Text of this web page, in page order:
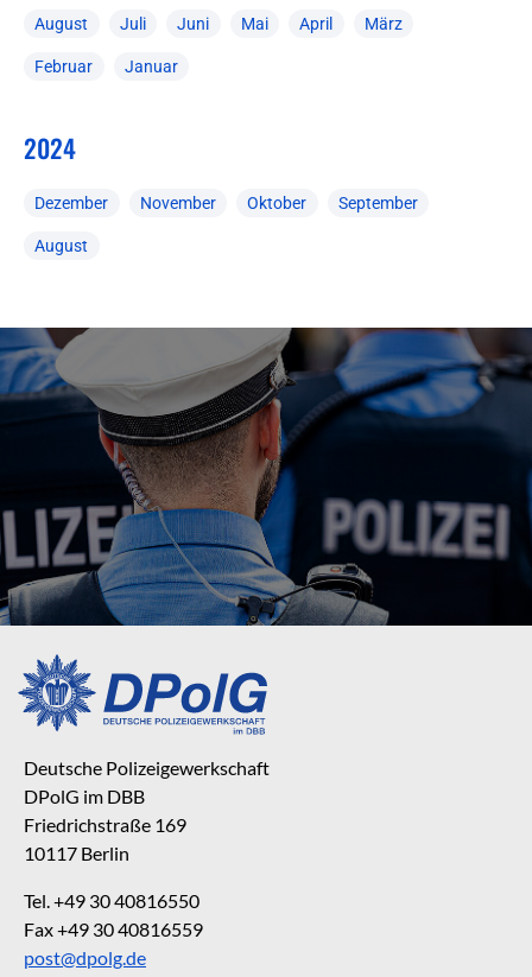
August Juli Juni Mai April März
Februar Januar
2024
Dezember November Oktober September
August
Deutsche Polizeigewerkschaft
DPolG im DBB
Friedrichstraße 169
10117 Berlin
Tel. +49 30 40816550
Fax +49 30 40816559
post@dpolg.de